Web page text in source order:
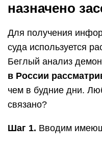
назначено
Для получения
суда используется
Беглый анализ
в России
чем в будние дни.
связано?
Шаг 1. Вводим